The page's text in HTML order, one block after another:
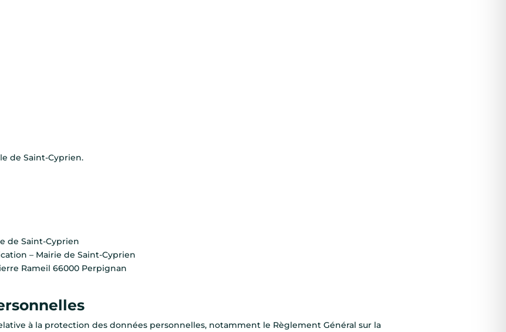
de Saint-Cyprien.
de Saint-Cyprien
– Mairie de Saint-Cyprien
Rameil 66000 Perpignan
à la protection des données personnelles, notamment le Règlement Général sur la